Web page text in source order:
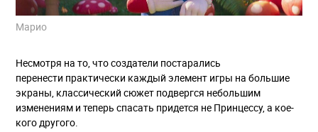
Марио
Несмотря на то, что создатели постарались
перенести практически каждый элемент игры на большие
экраны, классический сюжет подвергся небольшим
изменениям и теперь спасать придется не Принцессу, а кое-
кого другого.